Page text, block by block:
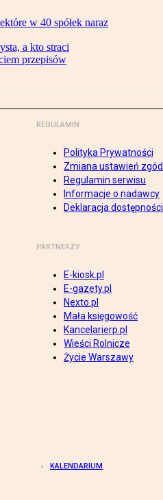
w 40 spółek naraz
a kto straci
przepisów
REGULAMIN
Polityka Prywatności
Zmiana ustawień zgód
Regulamin serwisu
Informacje o nadawcy
Deklaracja dostępności
PARTNERZY
E-kiosk.pl
E-gazety.pl
Nexto.pl
Mała księgowość
Kancelarierp.pl
Wieści Rolnicze
Życie Warszawy
KALENDARIUM